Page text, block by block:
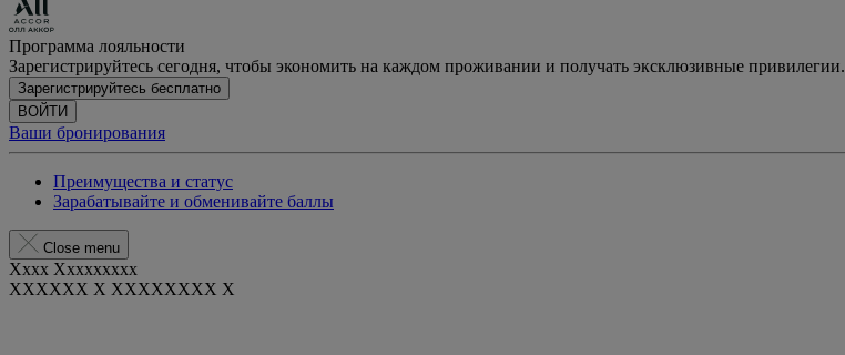
Программа лояльности
Зарегистрируйтесь сегодня, чтобы экономить на каждом проживании и получать эксклюзивные привилегии.
Зарегистрируйтесь бесплатно
ВОЙТИ
Ваши бронирования
Преимущества и статус
Зарабатывайте и обменивайте баллы
Close menu
Xxxx Xxxxxxxxx
XXXXXX X XXXXXXXX X